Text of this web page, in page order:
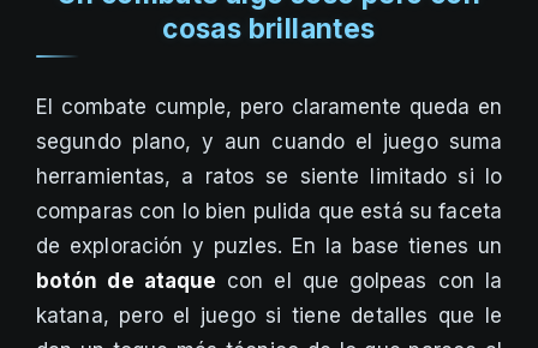
cosas brillantes
El combate cumple, pero claramente queda en
segundo plano, y aun cuando el juego suma
herramientas, a ratos se siente limitado si lo
comparas con lo bien pulida que está su faceta
de exploración y puzles. En la base tienes un
botón de ataque con el que golpeas con la
katana, pero el juego si tiene detalles que le